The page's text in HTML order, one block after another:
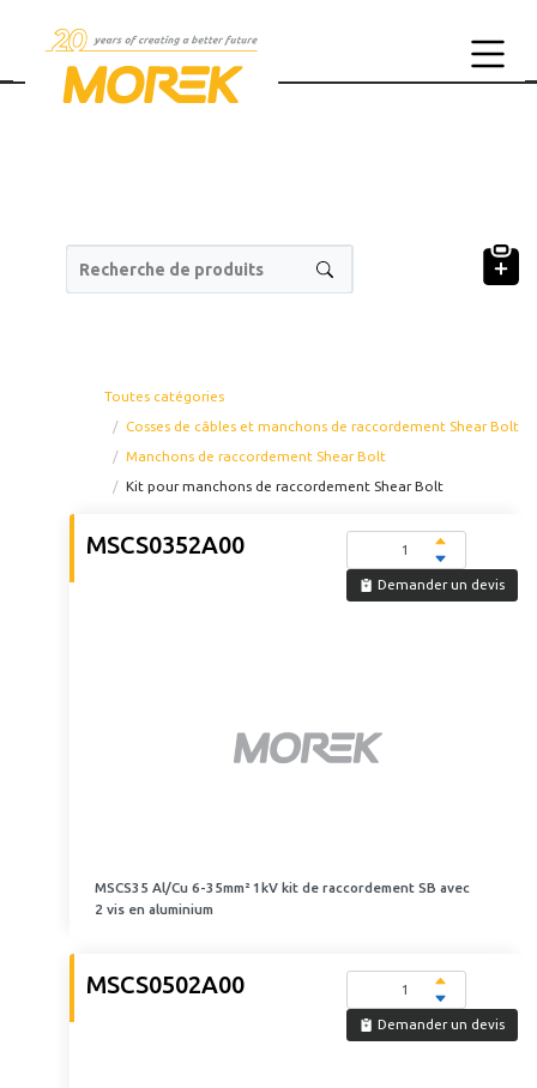
Recherche de produits
Toutes catégories
Cosses de câbles et manchons de raccordement Shear Bolt
Manchons de raccordement Shear Bolt
Kit pour manchons de raccordement Shear Bolt
Code produit
MSCS0352A00
Demander un devis
MSCS35 Al/Cu 6-35mm² 1kV kit de raccordement SB avec
2 vis en aluminium
MSCS0502A00
Demander un devis